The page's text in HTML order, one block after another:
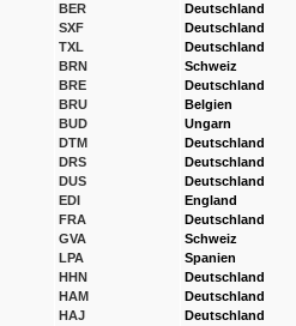
BER
SXF
TXL
BRN
BRE
BRU
BUD
DTM
DRS
DUS
EDI
FRA
GVA
LPA
HHN
HAM
HAJ
Deutschland
Deutschland
Deutschland
Schweiz
Deutschland
Belgien
Ungarn
Deutschland
Deutschland
Deutschland
England
Deutschland
Schweiz
Spanien
Deutschland
Deutschland
Deutschland